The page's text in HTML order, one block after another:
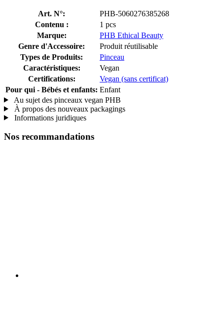
Art. N°:
PHB-5060276385268
Contenu :
1 pcs
Marque:
PHB Ethical Beauty
Genre d'Accessoire:
Produit réutilisable
Types de Produits:
Pinceau
Caractéristiques:
Vegan
Certifications:
Vegan (sans certificat)
Pour qui - Bébés et enfants: Enfant
Au sujet des pinceaux vegan PHB
À propos des nouveaux packagings
Informations juridiques
Nos recommandations